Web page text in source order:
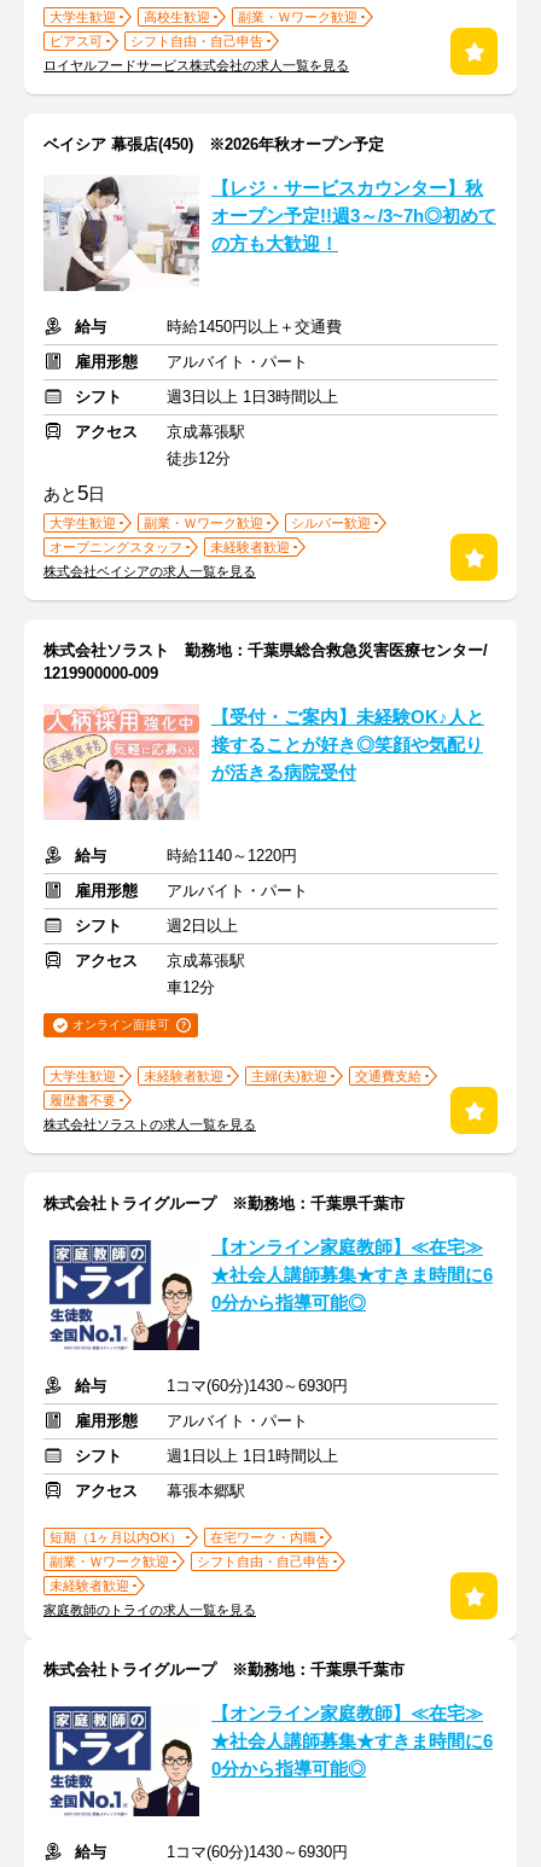
大学生歓迎 高校生歓迎
副業・Ｗワーク歓迎
ピアス可
シフト自由・自己申告
ロイヤルフードサービス株式会社の求人一覧を見る
ベイシア 幕張店(450) ※2026年秋オープン予定
【レジ・サービスカウンター】秋
オープン予定!!週3～/3~7h◎初めて
の方も大歓迎！
給与
時給1450円以上＋交通費
雇用形態
アルバイト・パート
シフト
週3日以上 1日3時間以上
アクセス
京成幕張駅
徒歩12分
あと 5日
大学生歓迎 副業・Ｗワーク歓迎
シルバー歓迎
オープニングスタッフ
未経験者歓迎
株式会社ベイシアの求人一覧を見る
株式会社ソラスト 勤務地：千葉県総合救急災害医療センター/
1219900000-009
【受付・ご案内】未経験OK♪人と
接することが好き◎笑顔や気配り
が活きる病院受付
給与
時給1140～1220円
雇用形態
アルバイト・パート
シフト
週2日以上
アクセス
京成幕張駅
車12分
オンライン面接可
大学生歓迎 未経験者歓迎 主婦(夫)歓迎
交通費支給
履歴書不要
株式会社ソラストの求人一覧を見る
株式会社トライグループ ※勤務地：千葉県千葉市
【オンライン家庭教師】≪在宅≫
★社会人講師募集★すきま時間に6
0分から指導可能◎
給与
1コマ(60分)1430～6930円
雇用形態
アルバイト・パート
シフト
週1日以上 1日1時間以上
アクセス
幕張本郷駅
短期（1ヶ月以内OK）
在宅ワーク・内職
副業・Ｗワーク歓迎
シフト自由・自己申告
未経験者歓迎
家庭教師のトライの求人一覧を見る
株式会社トライグループ ※勤務地：千葉県千葉市
【オンライン家庭教師】≪在宅≫
★社会人講師募集★すきま時間に6
0分から指導可能◎
給与
1コマ(60分)1430～6930円